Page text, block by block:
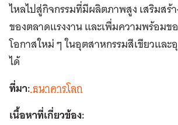
ไหลไปสู่กิจกรรมที่มีผลิตภาพสูง เสริมสร้
ของตลาดแรงงาน และเพื่มความพร้อมข
โอกาสใหม่ ๆ ในอุตสาหกรรมสีเขียวแล
ได้
ที่มา:ธนาคารโลก
เนื้อหาที่เกี่ยวข้อง: